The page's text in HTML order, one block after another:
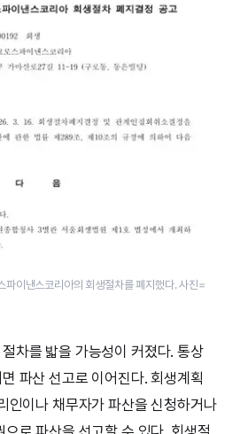
이낸스코리아의 회생절차를 폐지했다.​ 사진=
차를 밟을 가능성이 커졌다. 통상
파산 선고로 이어진다. 회생계획
인이나 채무자가 파산을 신청하거나